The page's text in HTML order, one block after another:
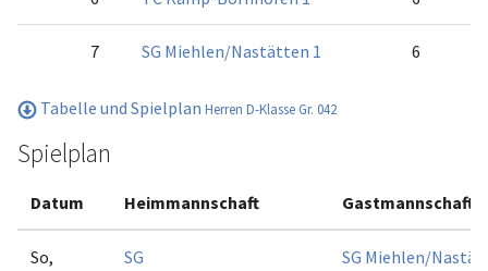
7 SG Miehlen/Nastätten 1 6
Tabelle und Spielplan Herren D-Klasse Gr. 042
Spielplan
Datum Heimmannschaft Gastmannschaft
So,
SG
SG Miehlen/